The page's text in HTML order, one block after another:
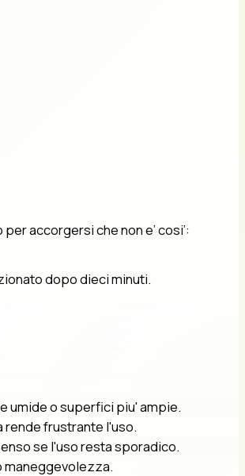
accorgersi che non e’ cosi’:
dopo dieci minuti.
umide o superfici piu' ampie.
frustrante l'uso.
se l'uso resta sporadico.
maneggevolezza.